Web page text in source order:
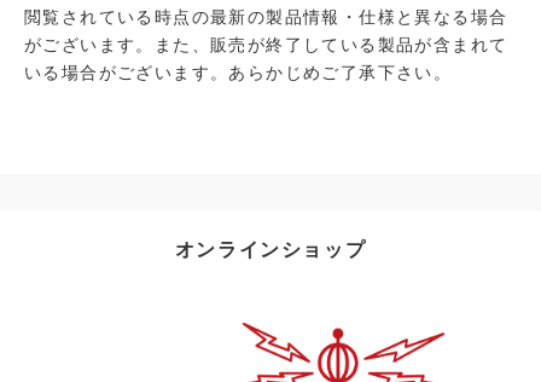
閲覧されている時点の最新の製品情報・仕様と異なる場合
がございます。また、販売が終了している製品が含まれて
いる場合がございます。あらかじめご了承下さい。
オンラインショップ